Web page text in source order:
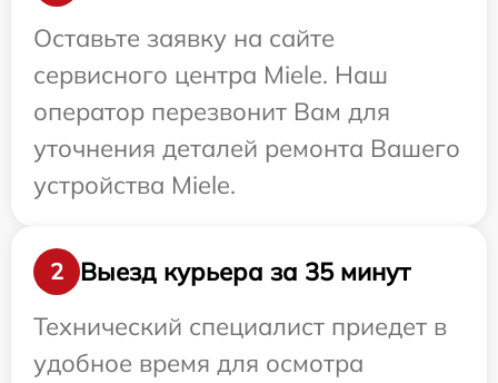
Оставьте заявку на сайте
сервисного центра Miele. Наш
оператор перезвонит Вам для
уточнения деталей ремонта Вашего
устройства Miele.
2
Выезд курьера за 35 минут
Технический специалист приедет в
удобное время для осмотра